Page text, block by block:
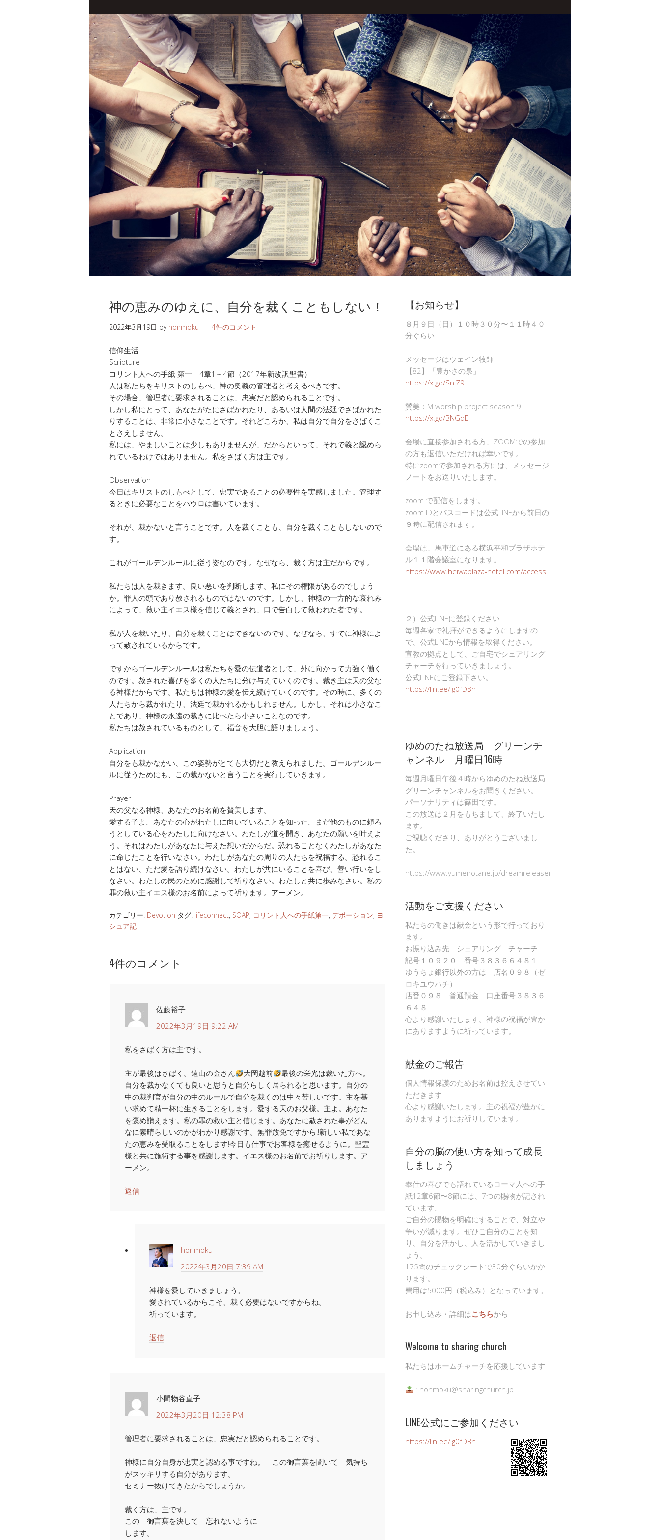
神の恵みのゆえに、自分を裁くこともしない！
2022年3月19日 by honmoku 4件のコメント
信仰生活
Scripture
コリント人への手紙 第一 4章1～4節（2017年新改訳聖書）
人は私たちをキリストのしもべ、神の奥義の管理者と考えるべきです。
その場合、管理者に要求されることは、忠実だと認められることです。
しかし私にとって、あなたがたにさばかれたり、あるいは人間の法廷でさばかれた
りすることは、非常に小さなことです。それどころか、私は自分で自分をさばくこ
とさえしません。
私には、やましいことは少しもありませんが、だからといって、それで義と認めら
れているわけではありません。私をさばく方は主です。
Observation
今日はキリストのしもべとして、忠実であることの必要性を実感しました。管理す
るときに必要なことをパウロは書いています。
それが、裁かないと言うことです。人を裁くことも、自分を裁くこともしないので
す。
これがゴールデンルールに従う姿なのです。なぜなら、裁く方は主だからです。
私たちは人を裁きます。良い悪いを判断します。私にその権限があるのでしょう
か。罪人の頭であり赦されるものではないのです。しかし、神様の一方的な哀れみ
によって、救い主イエス様を信じて義とされ、口で告白して救われた者です。
私が人を裁いたり、自分を裁くことはできないのです。なぜなら、すでに神様によ
って赦されているからです。
ですからゴールデンルールは私たちを愛の伝道者として、外に向かって力強く働く
のです。赦された喜びを多くの人たちに分け与えていくのです。裁き主は天の父な
る神様だからです。私たちは神様の愛を伝え続けていくのです。その時に、多くの
人たちから裁かれたり、法廷で裁かれるかもしれません。しかし、それは小さなこ
とであり、神様の永遠の裁きに比べたら小さいことなのです。
私たちは赦されているものとして、福音を大胆に語りましょう。
Application
自分をも裁かなかい、この姿勢がとても大切だと教えられました。ゴールデンルー
ルに従うためにも、この裁かないと言うことを実行していきます。
Prayer
天の父なる神様、あなたのお名前を賛美します。
愛する子よ。あなたの心がわたしに向いていることを知った。まだ他のものに頼ろ
うとしている心をわたしに向けなさい。わたしが道を開き、あなたの願いを叶えよ
う。それはわたしがあなたに与えた想いだからだ。恐れることなくわたしがあなた
に命じたことを行いなさい。わたしがあなたの周りの人たちを祝福する。恐れるこ
とはない、ただ愛を語り続けなさい。わたしが共にいることを喜び、善い行いをし
なさい。わたしの民のために感謝して祈りなさい。わたしと共に歩みなさい。私の
罪の救い主イエス様のお名前によって祈ります。アーメン。
カテゴリー: Devotion タグ: lifeconnect, SOAP, コリント人への手紙第一, デボーション, ヨ
シュア記
4件のコメント
佐藤裕子
2022年3月19日 9:22 AM
私をさばく方は主です。
主が最後はさばく。遠山の金さん 大岡越前
最後の栄光は裁いた方へ。
自分を裁かなくても良いと思うと自分らしく居られると思います。自分の
中の裁判官が自分の中のルールで自分を裁くのは中々苦しいです。主を慕
い求めて精一杯に生きることをします。愛する天のお父様。主よ。あなた
を褒め讃えます。私の罪の救い主と信じます。あなたに赦された事がどん
なに素晴らしいのかがわかり感謝です。無罪放免ですから!!新しい私であな
たの恵みを受取ることをします!今日も仕事でお客様を癒せるように。聖霊
様と共に施術する事を感謝します。イエス様のお名前でお祈りします。ア
ーメン。
返信
honmoku
2022年3月20日 7:39 AM
神様を愛していきましょう。
愛されているからこそ、裁く必要はないですからね。
祈っています。
返信
小間物谷直子
2022年3月20日 12:38 PM
管理者に要求されることは、忠実だと認められることです。
神様に自分自身が忠実と認める事ですね。 この御言葉を聞いて 気持ち
がスッキリする自分があります。
セミナー抜けてきたからでしょうか。
裁く方は、主です。
この 御言葉を決して 忘れないように
します。
【お知らせ】
８月９日（日）１０時３０分〜１１時４０
分ぐらい
メッセージはウェイン牧師
【82】「豊かさの泉」
https://x.gd/SnlZ9
賛美：M worship project season 9
https://x.gd/BNGqE
会場に直接参加される方、ZOOMでの参加
の方も返信いただければ幸いです。
特にzoomで参加される方には、メッセージ
ノートをお送りいたします。
zoom で配信をします。
zoom IDとパスコードは公式LINEから前日の
９時に配信されます。
会場は、馬車道にある横浜平和プラザホテ
ル１１階会議室になります。
https://www.heiwaplaza-hotel.com/access
２）公式LINEに登録ください
毎週各家で礼拝ができるようにしますの
で、公式LINEから情報を取得ください。
宣教の拠点として、ご自宅でシェアリング
チャーチを行っていきましょう。
公式LINEにご登録下さい。
https://lin.ee/Ig0fD8n
ゆめのたね放送局 グリーンチ
ャンネル 月曜日16時
毎週月曜日午後４時からゆめのたね放送局
グリーンチャンネルをお聞きください。
パーソナリティは篠田です。
この放送は２月をもちまして、終了いたし
ます。
ご視聴くださり、ありがとうございまし
た。
https://www.yumenotane.jp/dreamreleaser
活動をご支援ください
私たちの働きは献金という形で行っており
ます。
お振り込み先 シェアリング チャーチ
記号１０９２０ 番号３８３６６４８１
ゆうちょ銀行以外の方は 店名０９８（ゼ
ロキユウハチ）
店番０９８ 普通預金 口座番号３８３６
６４８
心より感謝いたします。神様の祝福が豊か
にありますように祈っています。
献金のご報告
個人情報保護のためお名前は控えさせてい
ただきます
心より感謝いたします。主の祝福が豊かに
ありますようにお祈りしています。
自分の脳の使い方を知って成長
しましょう
奉仕の喜びでも語れているローマ人への手
紙12章6節〜8節には、7つの賜物が記され
ています。
ご自分の賜物を明確にすることで、対立や
争いが減ります。ぜひご自分のことを知
り、自分を活かし、人を活かしていきまし
ょう。
175問のチェックシートで30分ぐらいかか
ります。
費用は5000円（税込み）となっています。
お申し込み・詳細はこちらから
Welcome to sharing church
私たちはホームチャーチを応援しています
: honmoku@sharingchurch.jp
LINE公式にご参加ください
https://lin.ee/Ig0fD8n